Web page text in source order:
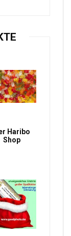
Haribo
Shop